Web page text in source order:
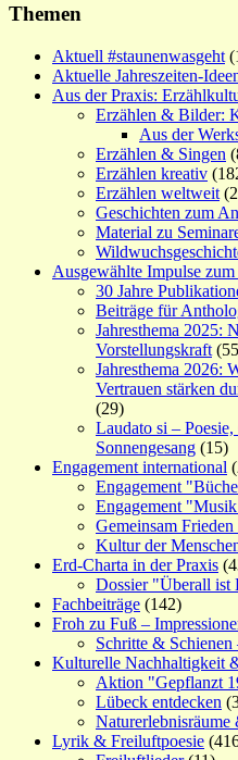
Themen
Aktuell #staunenwasgeht
Aktuelle Jahreszeiten-
Aus der Praxis:
Erzählen & Bilder:
Aus der
Erzählen & Singen
Erzählen kreativ
Erzählen weltweit
Geschichten zum
Material zu
Ausgewählte Impulse
30 Jahre
Beiträge für
Jahresthema 2025:
Vorstellungskraft
Jahresthema 2026:
Vertrauen stärken
(29)
Laudato si –
Sonnengesang (15)
Engagement international
Engagement
Engagement
Gemeinsam Frieden
Kultur der
Erd-Charta in der Praxis
Dossier "Überall ist
Fachbeiträge (142)
Froh zu Fuß –
Schritte &
Kulturelle Nachhaltigkeit
Aktion "Gepflanzt
Lübeck entdecken
Lyrik & Freiluftpoesie